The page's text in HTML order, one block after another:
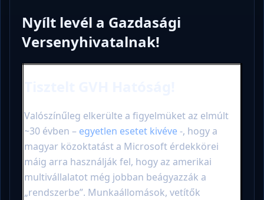
Nyílt levél a Gazdasági
Versenyhivatalnak!
Valószínűleg elkerülte a figyelmüket az elmúlt
~30 évben – egyetlen esetet kivéve-, hogy a
magyar közoktatást a Microsoft érdekkörei
máig arra használják fel, hogy az amerikai
multivállalatot még jobban beágyazzák a
„rendszerbe”. Munkaállomások, vetítők